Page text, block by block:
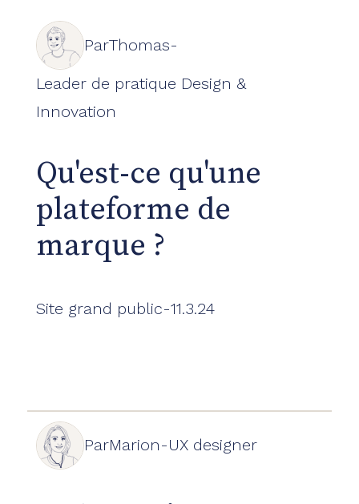
ParThomas-
Leader de pratique Design &
Innovation
Qu'est-ce qu'une
plateforme de
marque ?
Site grand public-11.3.24
ParMarion-UX designer